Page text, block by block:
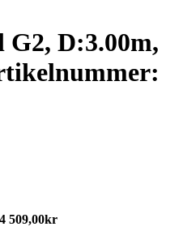
G2, D:3.00m,
4 509,00kr